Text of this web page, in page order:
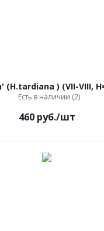
(H.tardiana ) (VII-VIII,
Есть в наличии (2)
460руб./шт